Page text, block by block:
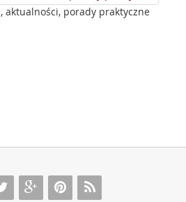
aktualności, porady praktyczne